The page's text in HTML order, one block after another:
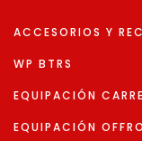
ACCESORIOS Y
WP BTRS
EQUIPACIÓN
EQUIPACIÓN